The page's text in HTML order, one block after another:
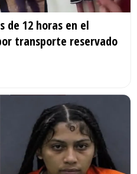
de 12 horas en el
transporte reservado